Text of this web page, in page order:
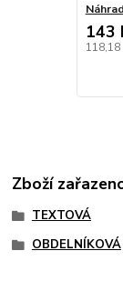
143
118,18
Zboží
TEXTOVÁ
OBDELNÍKOVÁ